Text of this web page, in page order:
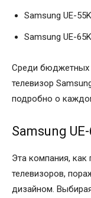
Samsung UE-
Samsung UE-
Среди бюджетных
телевизор
подробно о
Samsung
Эта компания, как
телевизоров,
дизайном.